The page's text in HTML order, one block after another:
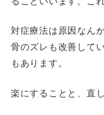
対症療法は原因なん
骨のズレも改善して
もあります。
楽にすることと、直